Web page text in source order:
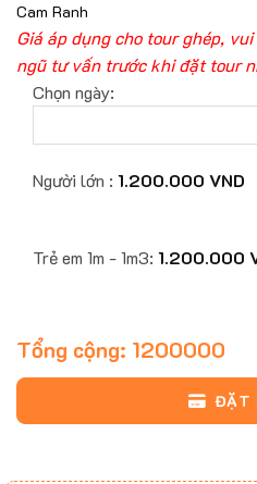
Cam Ranh
Giá áp dụng cho tour ghép,
ngũ tư vấn trước khi đặt tour
Chọn ngày:
Người lớn : 1.200.000 VND
Trẻ em 1m - 1m3: 1.200.000
Tổng cộng: 1200000
ĐẶT